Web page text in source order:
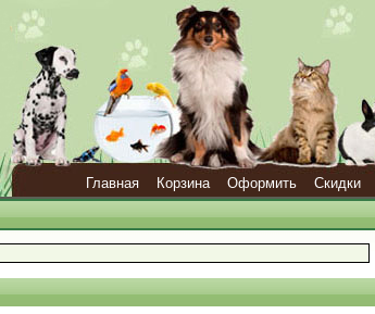
Главная Корзина Оформить Скидки